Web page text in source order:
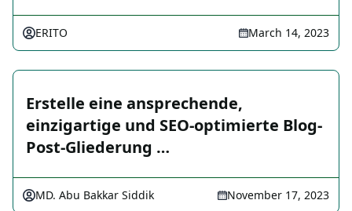
ERITO March 14, 2023
Erstelle eine ansprechende,
einzigartige und SEO-optimierte Blog-
Post-Gliederung …
MD. Abu Bakkar Siddik November 17, 2023